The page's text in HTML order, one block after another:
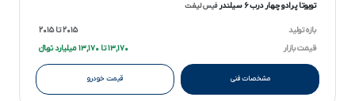
تویوتا پرادو چهار درب ۶ سیلندر فیس لیفت
بازه تولید
۲۰۱۵ تا ۲۰۱۵
قیمت بازار
۱۳,۱۷۰ تا ۱۳,۱۷۰ میلیارد تومانءءء
مشخصات فنی قیمت خودرو